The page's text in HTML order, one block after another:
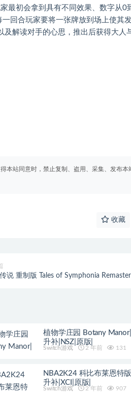
最初会拿到具有不同效果、数字从0
回合玩家要将一张牌放到场上使其
解读对手的心思，推出后获得大人
站同意时，禁止复制、盗用、采集、发布本
收藏
说 重制版 Tales of Symphonia
植物学庄园 Botany
升补|NSZ|原版|
Switch游戏 2 年前 131
NBA2K24 科比布莱恩特
升补|XCI|原版|
Switch游戏 2 年前 907